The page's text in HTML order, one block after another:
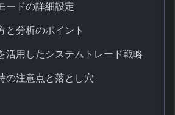
ードの詳細設定
と分析のポイント
活用したシステムトレード戦略
の注意点と落とし穴